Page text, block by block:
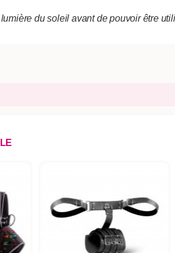
du soleil avant de pouvoir être